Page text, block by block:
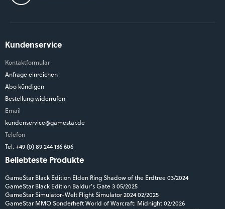
Kundenservice
Kontaktformular
Anfrage einreichen
Abo kündigen
Bestellung widerrufen
Email
kundenservice@gamestar.de
Telefon
Tel. +49 (0) 89 244 136 606
Beliebteste Produkte
GameStar Black Edition Elden Ring Shadow of the Erdtree 03/2024
GameStar Black Edition Baldur's Gate 3 05/2025
GameStar Simulator-Welt Flight Simulator 2024 02/2025
GameStar MMO Sonderheft World of Warcraft: Midnight 02/2026